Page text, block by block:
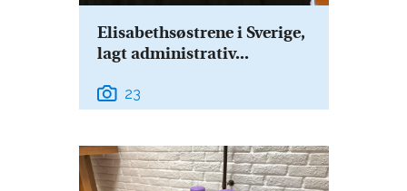
Elisabethsøstrene i Sverige,
lagt administrativ...
23